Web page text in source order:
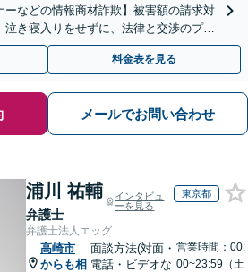
などの情報商材詐欺】被害額の請求対
き寝入りをせずに、法律と交渉のプロ
表参道駅から徒歩3分】
料金表を見る
メールでお問い合わせ
浦川 祐輔
弁護士
インタビュ
ーを見る
東京都
弁護士法人エッグ
高崎市
からも相
面談方法(対面・
電話・ビデオな
営業時間：00:
00~23:59（土